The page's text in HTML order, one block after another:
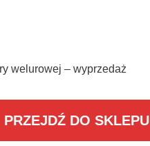
welurowej – wyprzedaż
PRZEJDŹ DO SKLEPU